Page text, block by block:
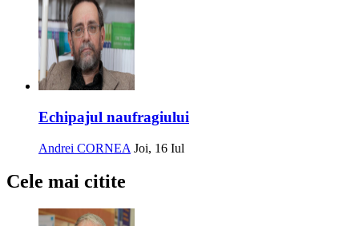
Echipajul naufragiului
Andrei CORNEA Joi, 16 Iul
Cele mai citite